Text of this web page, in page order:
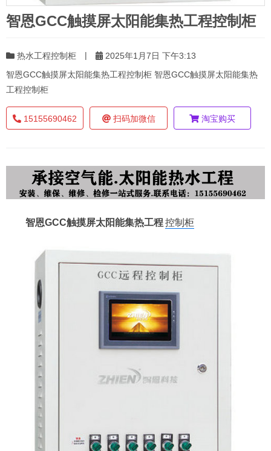
智恩GCC触摸屏太阳能集热工程控制柜
热水工程控制柜 |
2025年1月7日 下午3:13
智恩GCC触摸屏太阳能集热工程控制柜 智恩GCC触摸屏太阳能集热
工程控制柜
15155690462 扫码加微信 淘宝购买
智恩GCC触摸屏太阳能集热工程控制柜